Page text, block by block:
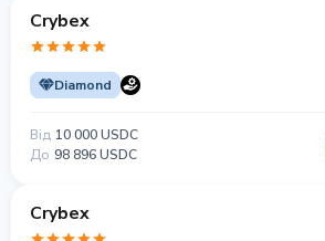
Crybex
Diamond
Від 10 000 USDC
До 98 896 USDC
Crybex